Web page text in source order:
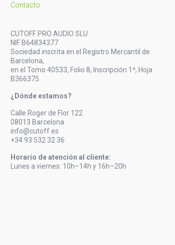
Contacto
CUTOFF PRO AUDIO SLU
NIF B64834377
Sociedad inscrita en el Registro Mercantil de
Barcelona,
en el Tomo 40533, Folio 8, Inscripción 1ª, Hoja
B366375.
¿Dónde estamos?
Calle Roger de Flor 122
08013 Barcelona
info@cutoff.es
+34 93 532 32 36
Horario de atención al cliente:
Lunes a viernes: 10h–14h y 16h–20h